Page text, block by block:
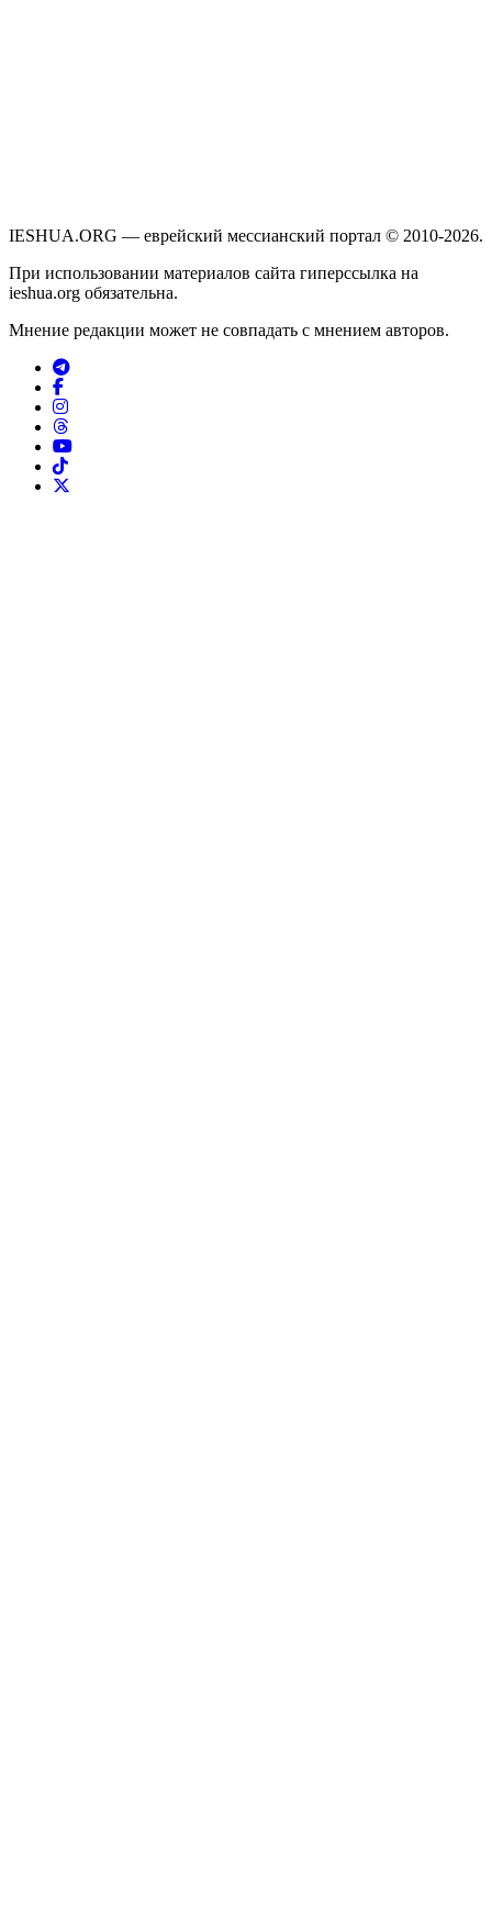
IESHUA.ORG — еврейский мессианский портал © 2010-2026.
При использовании материалов сайта гиперссылка на
ieshua.org обязательна.
Мнение редакции может не совпадать с мнением авторов.